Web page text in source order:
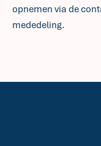
opnemen via de
mededeling.